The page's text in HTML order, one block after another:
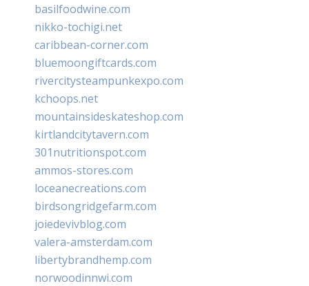
basilfoodwine.com
nikko-tochigi.net
caribbean-corner.com
bluemoongiftcards.com
rivercitysteampunkexpo.com
kchoops.net
mountainsideskateshop.com
kirtlandcitytavern.com
301nutritionspot.com
ammos-stores.com
loceanecreations.com
birdsongridgefarm.com
joiedevivblog.com
valera-amsterdam.com
libertybrandhemp.com
norwoodinnwi.com